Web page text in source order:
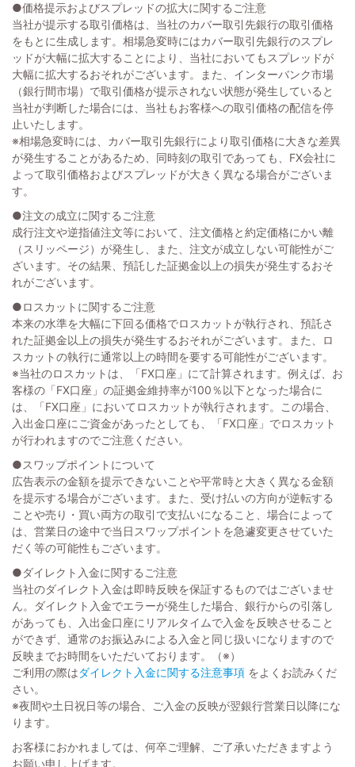
●価格提示およびスプレッドの拡大に関するご注意
当社が提示する取引価格は、当社のカバー取引先銀行の取引価格
をもとに生成します。相場急変時にはカバー取引先銀行のスプレ
ッドが大幅に拡大することにより、当社においてもスプレッドが
大幅に拡大するおそれがございます。また、インターバンク市場
（銀行間市場）で取引価格が提示されない状態が発生していると
当社が判断した場合には、当社もお客様への取引価格の配信を停
止いたします。
※相場急変時には、カバー取引先銀行により取引価格に大きな差異
が発生することがあるため、同時刻の取引であっても、FX会社に
よって取引価格およびスプレッドが大きく異なる場合がございま
す。
●注文の成立に関するご注意
成行注文や逆指値注文等において、注文価格と約定価格にかい離
（スリッページ）が発生し、また、注文が成立しない可能性がご
ざいます。その結果、預託した証拠金以上の損失が発生するおそ
れがございます。
●ロスカットに関するご注意
本来の水準を大幅に下回る価格でロスカットが執行され、預託さ
れた証拠金以上の損失が発生するおそれがございます。また、ロ
スカットの執行に通常以上の時間を要する可能性がございます。
※当社のロスカットは、「FX口座」にて計算されます。例えば、お
客様の「FX口座」の証拠金維持率が100％以下となった場合に
は、「FX口座」においてロスカットが執行されます。この場合、
入出金口座にご資金があったとしても、「FX口座」でロスカット
が行われますのでご注意ください。
●スワップポイントについて
広告表示の金額を提示できないことや平常時と大きく異なる金額
を提示する場合がございます。また、受け払いの方向が逆転する
ことや売り・買い両方の取引で支払いになること、場合によって
は、営業日の途中で当日スワップポイントを急遽変更させていた
だく等の可能性もございます。
●ダイレクト入金に関するご注意
当社のダイレクト入金は即時反映を保証するものではございませ
ん。ダイレクト入金でエラーが発生した場合、銀行からの引落し
があっても、入出金口座にリアルタイムで入金を反映させること
ができず、通常のお振込みによる入金と同じ扱いになりますので
反映までお時間をいただいております。（※）
ご利用の際はダイレクト入金に関する注意事項 をよくお読みくだ
さい。
※夜間や土日祝日等の場合、ご入金の反映が翌銀行営業日以降にな
ります。
お客様におかれましては、何卒ご理解、ご了承いただきますよう
お願い申し上げます。